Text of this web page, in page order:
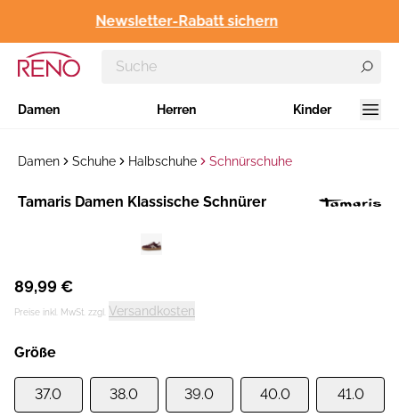
Newsletter-Rabatt sichern
Damen Herren Kinder
Damen Schuhe Halbschuhe Schnürschuhe
Hersteller
Tamaris Damen Klassische Schnürer
89,99 €
Preise inkl. MwSt. zzgl. Versandkosten
Größe
37.0 38.0 39.0 40.0 41.0